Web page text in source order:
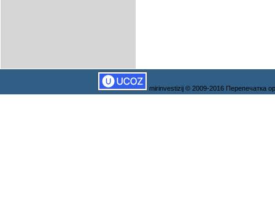
mirinvestizij © 2009-2016 Перепечатка